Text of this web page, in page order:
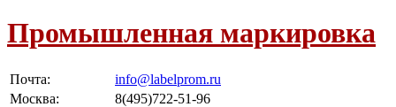
Промышленная маркировка
Почта:
info@labelprom.ru
Москва: 8(495)722-51-96